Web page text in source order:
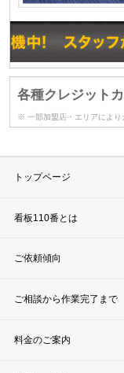
各種クレジット
※ 一部加盟店・エリアにより
トップページ
看板110番とは
ご依頼傾向
ご相談から作業完了まで
料金のご案内